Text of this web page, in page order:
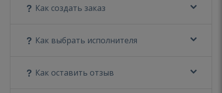
Как создать заказ
Как выбрать исполнителя
Как оставить отзыв